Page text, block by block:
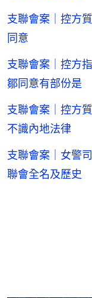
支聯會案｜控方
同意
支聯會案｜控方
鄒同意有部份是
支聯會案｜控方
不識內地法律
支聯會案｜女警
聯會全名及歷史